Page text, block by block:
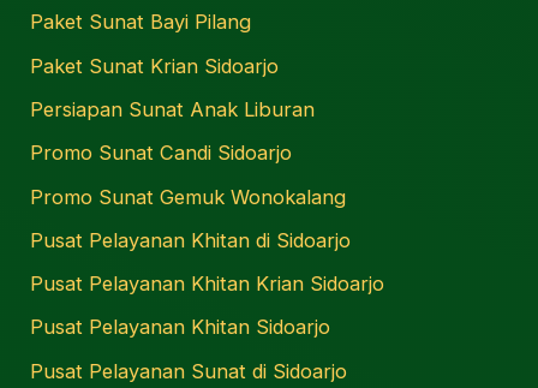
Paket Sunat Bayi Pilang
Paket Sunat Krian Sidoarjo
Persiapan Sunat Anak Liburan
Promo Sunat Candi Sidoarjo
Promo Sunat Gemuk Wonokalang
Pusat Pelayanan Khitan di Sidoarjo
Pusat Pelayanan Khitan Krian Sidoarjo
Pusat Pelayanan Khitan Sidoarjo
Pusat Pelayanan Sunat di Sidoarjo